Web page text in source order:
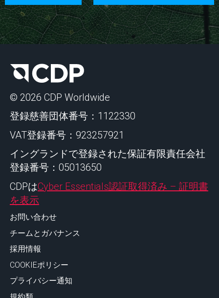
© 2026 CDP Worldwide
登録慈善団体番号：1122330
VAT登録番号：923257921
イングランドで登録された保証有限責任会社
登録番号：05013650
CDPはCyber Essentials認証取得済み – 証明書
を表示
お問い合わせ
チームとガバナンス
採用情報
COOKIEポリシー
プライバシー通知